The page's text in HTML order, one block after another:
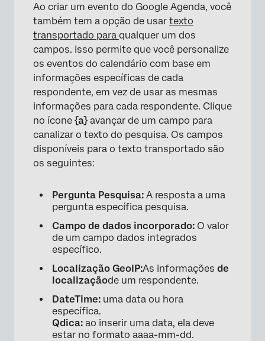
×
Ao criar um evento do Google Agenda, você
também tem a opção de usar texto
transportado para qualquer um dos
campos. Isso permite que você personalize
os eventos do calendário com base em
informações específicas de cada
respondente, em vez de usar as mesmas
informações para cada respondente. Clique
no ícone {a} avançar de um campo para
canalizar o texto do pesquisa. Os campos
disponíveis para o texto transportado são
os seguintes:
Pergunta Pesquisa: A resposta a uma
pergunta específica pesquisa.
Campo de dados incorporado: O valor
de um campo dados integrados
específico.
Localização GeoIP:As informações de
localizaçãode um respondente.
DateTime: uma data ou hora
específica.
Qdica: ao inserir uma data, ela deve
estar no formato aaaa-mm-dd.